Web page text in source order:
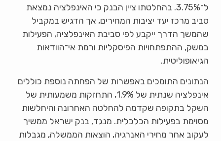
ל־3.75%. בהחלטתו ציין הבנק כי האינפלציה נמצאת
סביב מרכז יעד יציבות המחירים, אך הדגיש במקביל
שהמשך הדרך ייקבע לפי סביבת האינפלציה, הפעילות
במשק, ההתפתחויות הפיסקליות ורמת אי־הוודאות
הגיאופוליטית.
הנתונים התומכים באפשרות של הפחתה נוספת כוללים
אינפלציה שנתית של 1.9%, התחזקות משמעותית של
השקל בתקופה שקדמה להחלטה האחרונה והיחלשות
מסוימת בפעילות הכלכלית. מנגד, בנק ישראל ממשיך
לעקוב אחר מחירי האנרגיה, הוצאות הממשלה, מגבלות